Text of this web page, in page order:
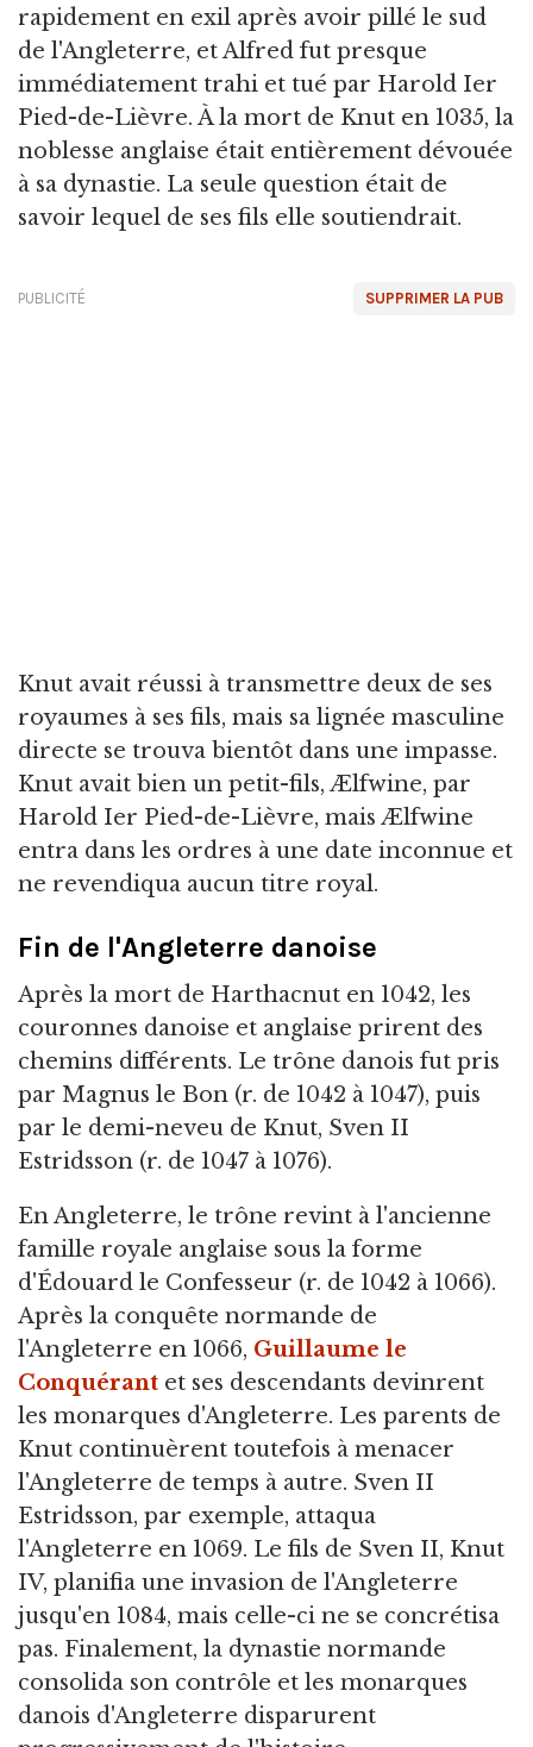
rapidement en exil après avoir pillé le sud
de l'Angleterre, et Alfred fut presque
immédiatement trahi et tué par Harold Ier
Pied-de-Lièvre. À la mort de Knut en 1035, la
noblesse anglaise était entièrement dévouée
à sa dynastie. La seule question était de
savoir lequel de ses fils elle soutiendrait.
SUPPRIMER LA PUB
PUBLICITÉ
Knut avait réussi à transmettre deux de ses
royaumes à ses fils, mais sa lignée masculine
directe se trouva bientôt dans une impasse.
Knut avait bien un petit-fils, Ælfwine, par
Harold Ier Pied-de-Lièvre, mais Ælfwine
entra dans les ordres à une date inconnue et
ne revendiqua aucun titre royal.
Fin de l'Angleterre danoise
Après la mort de Harthacnut en 1042, les
couronnes danoise et anglaise prirent des
chemins différents. Le trône danois fut pris
par Magnus le Bon (r. de 1042 à 1047), puis
par le demi-neveu de Knut, Sven II
Estridsson (r. de 1047 à 1076).
En Angleterre, le trône revint à l'ancienne
famille royale anglaise sous la forme
d'Édouard le Confesseur (r. de 1042 à 1066).
Après la conquête normande de
l'Angleterre en 1066, Guillaume le
Conquérant et ses descendants devinrent
les monarques d'Angleterre. Les parents de
Knut continuèrent toutefois à menacer
l'Angleterre de temps à autre. Sven II
Estridsson, par exemple, attaqua
l'Angleterre en 1069. Le fils de Sven II, Knut
IV, planifia une invasion de l'Angleterre
jusqu'en 1084, mais celle-ci ne se concrétisa
pas. Finalement, la dynastie normande
consolida son contrôle et les monarques
danois d'Angleterre disparurent